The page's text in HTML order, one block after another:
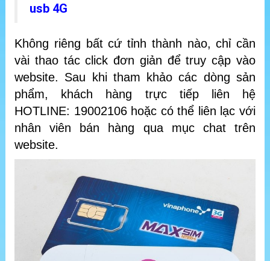
usb 4G
Không riêng bất cứ tỉnh thành nào, chỉ cần
vài thao tác click đơn giản để truy cập vào
website. Sau khi tham khảo các dòng sản
phẩm, khách hàng trực tiếp liên hệ
HOTLINE: 19002106 hoặc có thể liên lạc với
nhân viên bán hàng qua mục chat trên
website.